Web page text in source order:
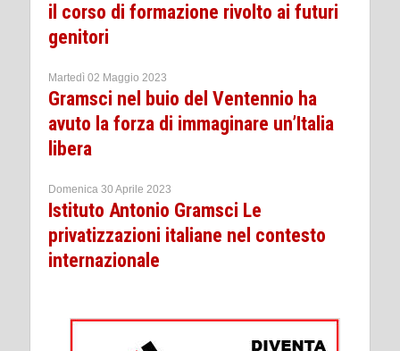
il corso di formazione rivolto ai futuri
genitori
Martedì 02 Maggio 2023
Gramsci nel buio del Ventennio ha
avuto la forza di immaginare un’Italia
libera
Domenica 30 Aprile 2023
Istituto Antonio Gramsci Le
privatizzazioni italiane nel contesto
internazionale